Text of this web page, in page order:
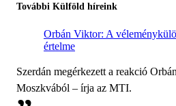
További Külföld híreink
Orbán Viktor: A
értelme
Szerdán megérkezett a reakció
Moszkvából – írja az MTI.